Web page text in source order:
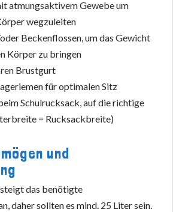
atmungsaktivem Gewebe um
wegzuleiten
Beckenflossen, um das Gewicht
Körper zu bringen
Brustgurt
für optimalen Sitz
Schulrucksack, auf die richtige
= Rucksackbreite)
und
das benötigte
daher sollten es mind. 25 Liter sein.